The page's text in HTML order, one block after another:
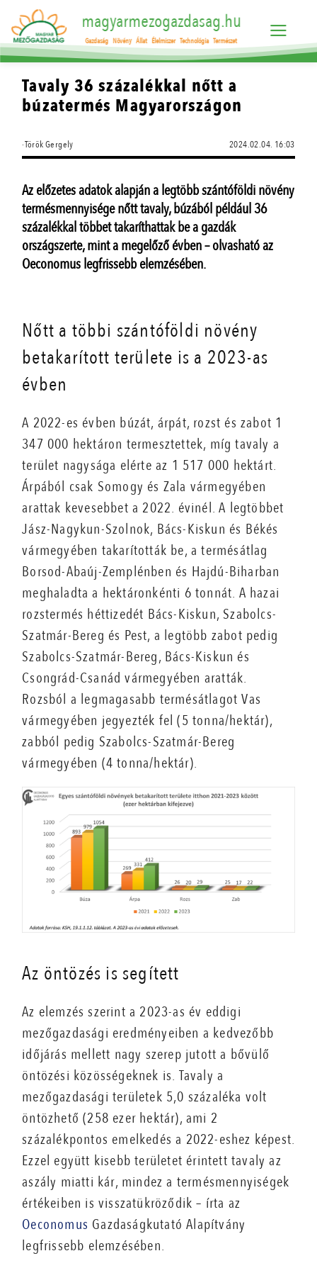
magyarmezogazdasag.hu
Gazdaság Növény Állat Élelmiszer Technológia Természet
Tavaly 36 százalékkal nőtt a
búzatermés Magyarországon
·Török Gergely 2024.02.04. 16:03
Az előzetes adatok alapján a legtöbb szántóföldi növény
termésmennyisége nőtt tavaly, búzából például 36
százalékkal többet takaríthattak be a gazdák
országszerte, mint a megelőző évben – olvasható az
Oeconomus legfrissebb elemzésében.
Nőtt a többi szántóföldi növény
betakarított területe is a 2023-as
évben
A 2022-es évben búzát, árpát, rozst és zabot 1
347 000 hektáron termesztettek, míg tavaly a
terület nagysága elérte az 1 517 000 hektárt.
Árpából csak Somogy és Zala vármegyében
arattak kevesebbet a 2022. évinél. A legtöbbet
Jász-Nagykun-Szolnok, Bács-Kiskun és Békés
vármegyében takarították be, a termésátlag
Borsod-Abaúj-Zemplénben és Hajdú-Biharban
meghaladta a hektáronkénti 6 tonnát. A hazai
rozstermés héttizedét Bács-Kiskun, Szabolcs-
Szatmár-Bereg és Pest, a legtöbb zabot pedig
Szabolcs-Szatmár-Bereg, Bács-Kiskun és
Csongrád-Csanád vármegyében aratták.
Rozsból a legmagasabb termésátlagot Vas
vármegyében jegyezték fel (5 tonna/hektár),
zabból pedig Szabolcs-Szatmár-Bereg
vármegyében (4 tonna/hektár).
Az öntözés is segített
Az elemzés szerint a 2023-as év eddigi
mezőgazdasági eredményeiben a kedvezőbb
időjárás mellett nagy szerep jutott a bővülő
öntözési közösségeknek is. Tavaly a
mezőgazdasági területek 5,0 százaléka volt
öntözhető (258 ezer hektár), ami 2
százalékpontos emelkedés a 2022-eshez képest.
Ezzel együtt kisebb területet érintett tavaly az
aszály miatti kár, mindez a termésmennyiségek
értékeiben is visszatükröződik – írta az
Oeconomus Gazdaságkutató Alapítvány
legfrissebb elemzésében.